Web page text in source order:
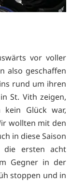
vor voller
also geschaffen
rund um ihren
St. Vith zeigen,
kein Glück war,
wollten mit den
in diese Saison
die ersten acht
Gegner in der
stoppen und in